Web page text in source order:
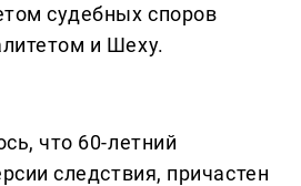
судебных споров
и Шеху.
что 60-летний
следствия, причастен